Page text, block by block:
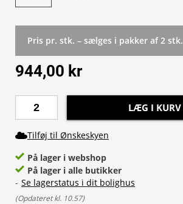
Pris pr. stk. – sælges i pakker af 2 stk.
944,00 kr
LÆG I KURV
Tilføj til Ønskeskyen
På lager i webshop
På lager i alle butikker
- Se lagerstatus i dit bolighus
(Opdateret kl. 10.57)